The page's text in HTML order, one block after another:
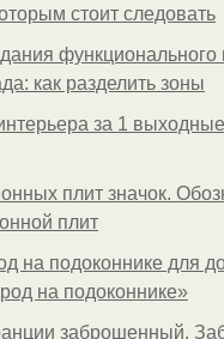
стоит следовать
функционального
как разделить зоны
за 1
плит значок.
плит
на подоконнике для
на подоконнике»
заброшенный.